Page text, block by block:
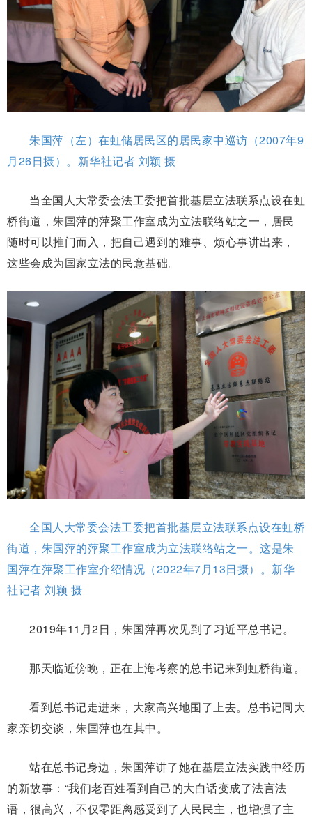
朱国萍（左）在虹储居民区的居民家中巡访（2007年9
月26日摄）。新华社记者 刘颖 摄
当全国人大常委会法工委把首批基层立法联系点设在虹
桥街道，朱国萍的萍聚工作室成为立法联络站之一，居民
随时可以推门而入，把自己遇到的难事、烦心事讲出来，
这些会成为国家立法的民意基础。
全国人大常委会法工委把首批基层立法联系点设在虹桥
街道，朱国萍的萍聚工作室成为立法联络站之一。这是朱
国萍在萍聚工作室介绍情况（2022年7月13日摄）。新华
社记者 刘颖 摄
2019年11月2日，朱国萍再次见到了习近平总书记。
那天临近傍晚，正在上海考察的总书记来到虹桥街道。
看到总书记走进来，大家高兴地围了上去。总书记同大
家亲切交谈，朱国萍也在其中。
站在总书记身边，朱国萍讲了她在基层立法实践中经历
的新故事：“我们老百姓看到自己的大白话变成了法言法
语，很高兴，不仅零距离感受到了人民民主，也增强了主